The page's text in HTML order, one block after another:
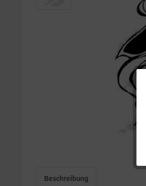
Beschreibung